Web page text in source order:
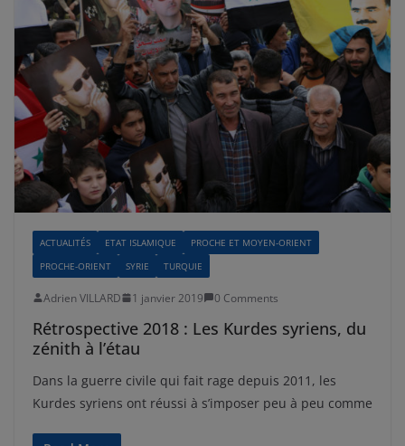
ACTUALITÉS ETAT ISLAMIQUE
PROCHE ET MOYEN-ORIENT
PROCHE-ORIENT
SYRIE TURQUIE
Adrien VILLARD 1 janvier 2019 0 Comments
Rétrospective 2018 : Les Kurdes syriens, du
zénith à l’étau
Dans la guerre civile qui fait rage depuis 2011, les
Kurdes syriens ont réussi à s’imposer peu à peu comme